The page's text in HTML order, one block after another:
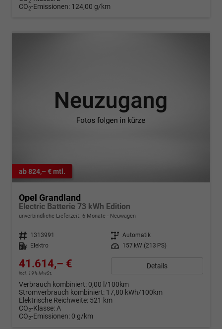
CO2-Emissionen: 124,00 g/km
ab 824,– € mtl.
Opel Grandland
Electric Batterie 73 kWh Edition
unverbindliche Lieferzeit: 6 Monate Neuwagen
Fahrzeugnr. 1313991 Getriebe Automatik
Kraftstoff
Elektro Leistung 157 kW (213 PS)
41.614,– €
incl. 19% MwSt.
Details
Verbrauch kombiniert: 0,00 l/100km
Stromverbrauch kombiniert: 17,80 kWh/100km
Elektrische Reichweite: 521 km
CO2-Klasse:A
CO2-Emissionen: 0 g/km